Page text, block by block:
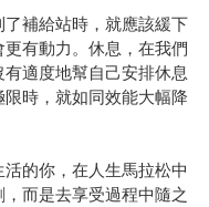
補給站時，就應該緩下
有動力。休息，在我們
適度地幫自己安排休息
時，就如同效能大幅降
的你，在人生馬拉松中
而是去享受過程中隨之